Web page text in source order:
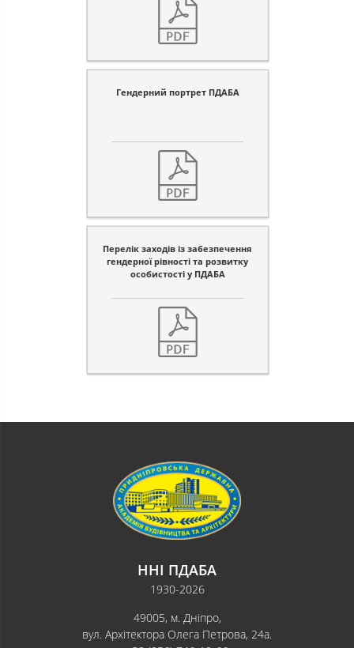
Гендерний портрет ПДАБА
Перелік заходів із забезпечення
гендерної рівності та розвитку
особистості у ПДАБА
ННІ ПДАБА
1930-2026
49005, м. Дніпро,
вул. Архітектора Олега Петрова, 24а.